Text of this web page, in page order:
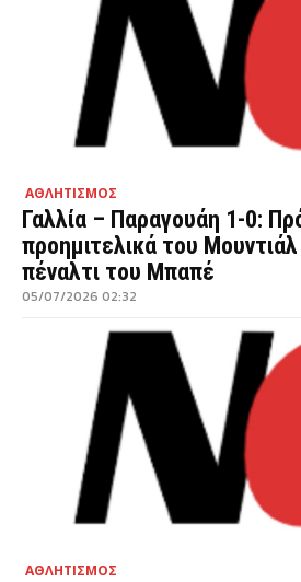
ΑΘΛΗΤΙΣΜΟΣ
Γαλλία – Παραγουάη 1-0:
προημιτελικά του
πέναλτι του Μπαπέ
05/07/2026 02:32
ΑΘΛΗΤΙΣΜΟΣ